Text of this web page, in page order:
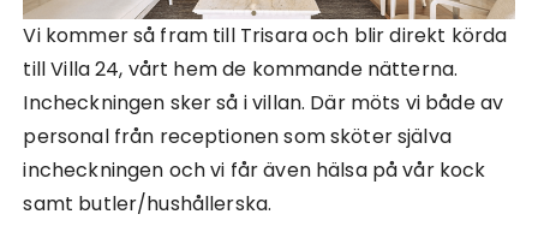
Vi kommer så fram till Trisara och blir direkt körda
till Villa 24, vårt hem de kommande nätterna.
Incheckningen sker så i villan. Där möts vi både av
personal från receptionen som sköter själva
incheckningen och vi får även hälsa på vår kock
samt butler/hushållerska.